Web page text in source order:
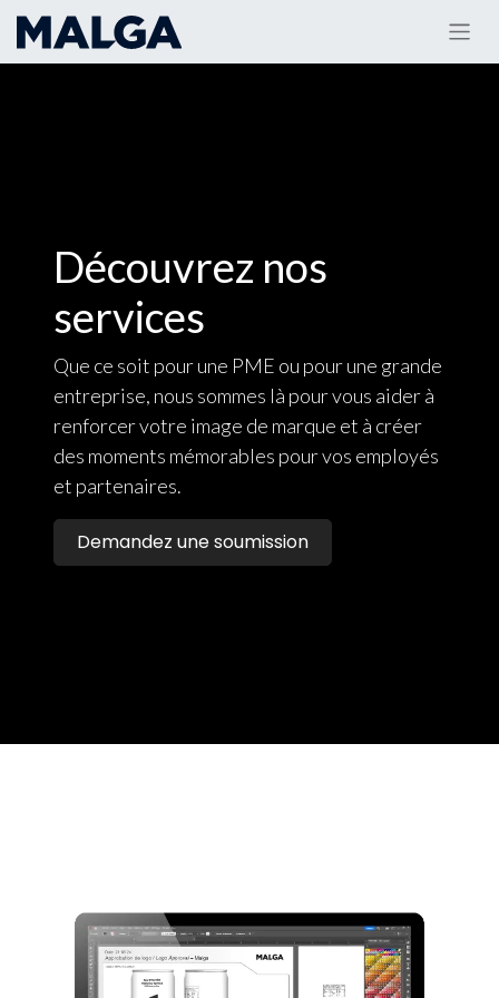
Découvrez nos
services
Que ce soit pour une PME ou pour une grande
entreprise, nous sommes là pour vous aider à
renforcer votre image de marque et à créer
des moments mémorables pour vos employés
et partenaires.
Demandez une soumission